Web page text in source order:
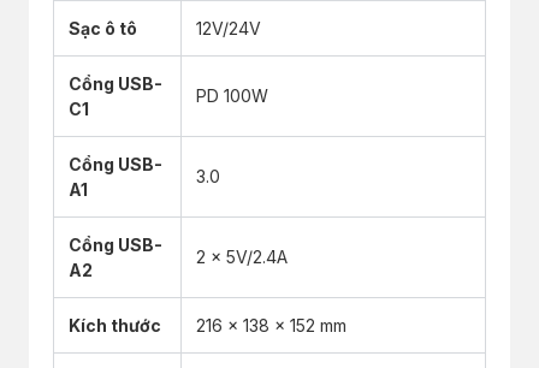
Sạc ô tô 12V/24V
Cổng USB-
C1
PD 100W
Cổng USB-
A1
3.0
Cổng USB-
A2
2 x 5V/2.4A
Kích thước 216 x 138 x 152 mm